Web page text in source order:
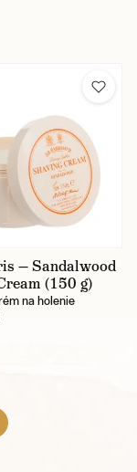
— Sandalwood
(150 g)
na holenie